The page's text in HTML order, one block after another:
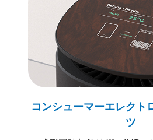
コンシューマーエレクト
ツ